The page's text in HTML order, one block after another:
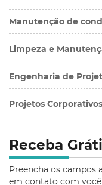
Manutenção de
Limpeza e
Engenharia de
Projetos Corporativos
Receba
Preencha os campos
em contato com